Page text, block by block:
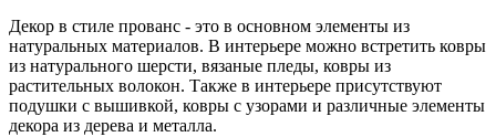
Декор в стиле прованс - это в основном элементы из
натуральных материалов. В интерьере можно встретить ковры
из натурального шерсти, вязаные пледы, ковры из
растительных волокон. Также в интерьере присутствуют
подушки с вышивкой, ковры с узорами и различные элементы
декора из дерева и металла.